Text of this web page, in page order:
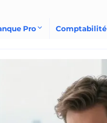
Pro Comptabilité